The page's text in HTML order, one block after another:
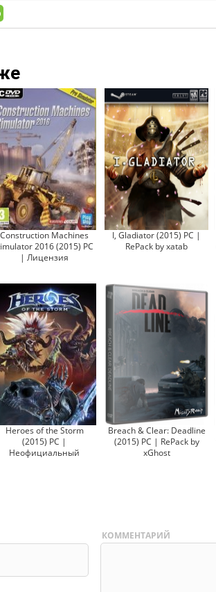
Construction Machines
2016 (2015) PC
| Лицензия
I, Gladiator (2015) PC |
RePack by xatab
Heroes of the Storm
(2015) PC |
Неофициальный
Breach & Clear: Deadline
(2015) PC | RePack by
xGhost
КОММЕНТАРИЙ